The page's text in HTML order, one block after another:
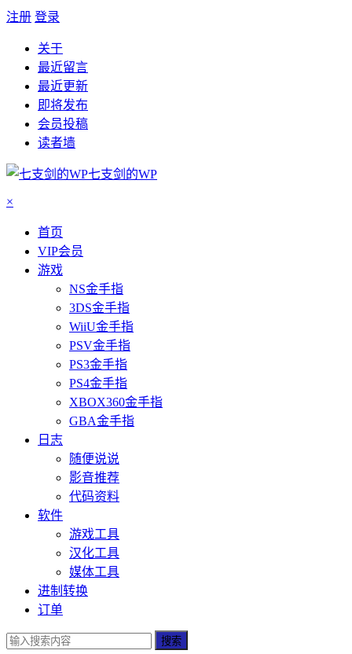
注册 登录
关于
最近留言
最近更新
即将发布
会员投稿
读者墙
七支剑的WP
×
首页
VIP会员
游戏
NS金手指
3DS金手指
WiiU金手指
PSV金手指
PS3金手指
PS4金手指
XBOX360金手指
GBA金手指
日志
随便说说
影音推荐
代码资料
软件
游戏工具
汉化工具
媒体工具
进制转换
订单
搜索